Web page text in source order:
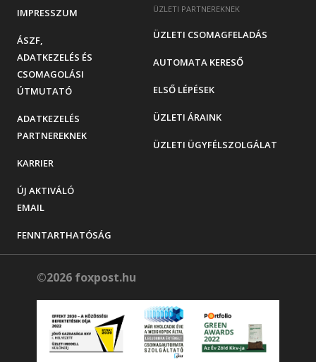
ÜZLETI PARTNEREKNEK
ÜZLETI CSOMAGFELADÁS
AUTOMATA KERESŐ
ELSŐ LÉPÉSEK
ÜZLETI ÁRAINK
ÜZLETI ÜGYFÉLSZOLGÁLAT
IMPRESSZUM
ÁSZF,
ADATKEZELÉS ÉS
CSOMAGOLÁSI
ÚTMUTATÓ
ADATKEZELÉS
PARTNEREKNEK
KARRIER
ÚJ AKTIVÁLÓ
EMAIL
FENNTARTHATÓSÁG
©2026 foxpost.hu